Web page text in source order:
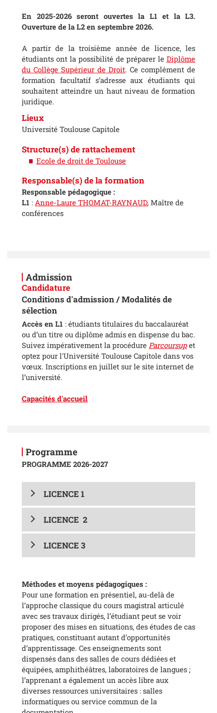
En 2025-2026 seront ouvertes la L1 et la L3.
Ouverture de la L2 en septembre 2026.
A partir de la troisième année de licence, les
étudiants ont la possibilité de préparer le Diplôme
du Collège Supérieur de Droit. Ce complément de
formation facultatif s’adresse aux étudiants qui
souhaitent atteindre un haut niveau de formation
juridique.
Lieux
Université Toulouse Capitole
Structure(s) de rattachement
Ecole de droit de Toulouse
Responsable(s) de la formation
Responsable pédagogique :
L1 : Anne-Laure THOMAT-RAYNAUD, Maître de
conférences
Admission
Candidature
Conditions d'admission / Modalités de
sélection
Accès en L1 : étudiants titulaires du baccalauréat
ou d’un titre ou diplôme admis en dispense du bac.
Suivez impérativement la procédure Parcoursupet
optez pour l'Université Toulouse Capitole dans vos
vœux. Inscriptions en juillet sur le site internet de
l’université.
Capacités d'accueil
Programme
PROGRAMME 2026-2027
LICENCE 1
LICENCE 2
LICENCE 3
Méthodes et moyens pédagogiques :
Pour une formation en présentiel, au-delà de
l’approche classique du cours magistral articulé
avec ses travaux dirigés, l’étudiant peut se voir
proposer des mises en situations, des études de cas
pratiques, constituant autant d’opportunités
d’apprentissage. Ces enseignements sont
dispensés dans des salles de cours dédiées et
équipées, amphithéâtres, laboratoires de langues ;
l’apprenant a également un accès libre aux
diverses ressources universitaires : salles
informatiques ou service commun de la